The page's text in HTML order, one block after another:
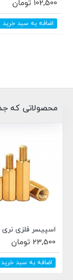
سبد خرید
محصولاتی که
23,500 تومان
اضافه به سبد خرید